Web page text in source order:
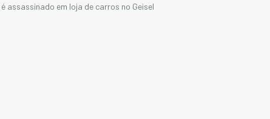
assassinado em loja de carros no Geisel